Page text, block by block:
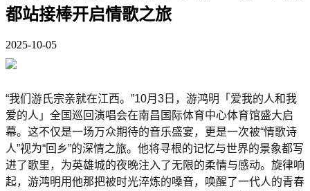
都站接棒开启情歌之旅
2025-10-05
“我们游氏宗亲就在江西。”10月3日，游鸿明「爱我的人和我
爱的人」全国巡回演唱会在南昌国际体育中心体育馆盛大启
幕。这不仅是一场万众期待的音乐盛宴，更是一次被“情歌诗
人”视为“回乡”的深情之旅。他将寻根的记忆与世界的景象都写
进了歌里，为英雄城的夜晚注入了无限的柔情与感动。旋律响
起，游鸿明用他那把被时光淬炼的嗓音，唤醒了一代人的青春